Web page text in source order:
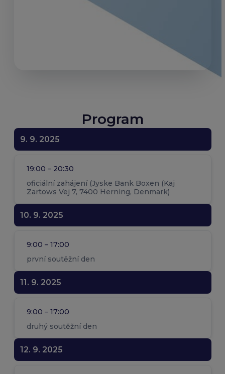
Program
9. 9. 2025
19:00 – 20:30
oficiální zahájení (Jyske Bank Boxen (Kaj
Zartows Vej 7, 7400 Herning, Denmark)
10. 9. 2025
9:00 – 17:00
první soutěžní den
11. 9. 2025
9:00 – 17:00
druhý soutěžní den
12. 9. 2025